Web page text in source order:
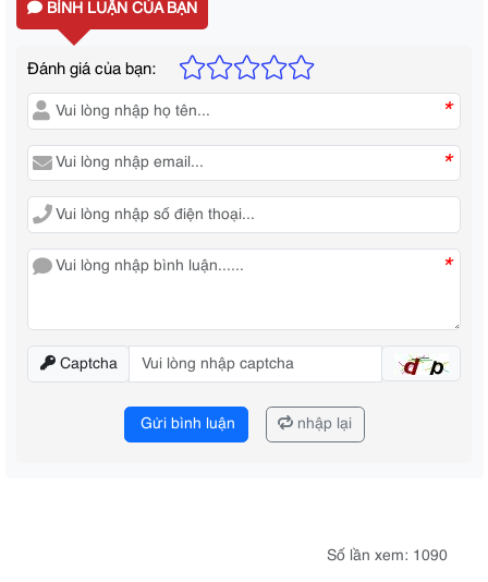
BÌNH LUẬN CỦA BẠN
Đánh giá của bạn:
*
*
*
Captcha
Gửi bình luận nhập lại
Số lần xem: 1090